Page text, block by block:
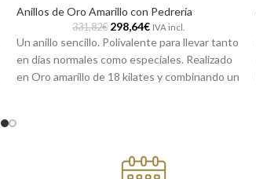
Anillos de Oro Amarillo con Pedrería
331,82€ 298,64€ IVA incl.
Un anillo sencillo. Polivalente para llevar tanto
en días normales como especiales. Realizado
en Oro amarillo de 18 kilates y combinando un
online y te la enviamos a casa.